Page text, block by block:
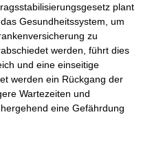
plant
Gesundheitssystem, um
zu
werden, führt dies
und eine einseitige
werden ein Rückgang der
Wartezeiten und
eine Gefährdung